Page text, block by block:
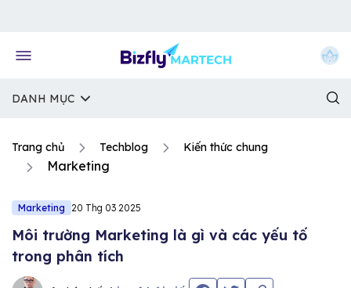
DANH MỤC
Trang chủ Techblog Kiến thức chung
Marketing
Marketing 20 Thg 03 2025
Môi trường Marketing là gì và các yếu tố
trong phân tích